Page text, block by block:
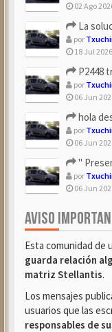
02 Ago
La
por
18 Jul
P2448
por
06 Jun
hola
por
06 Jun
"
por
06 Jun
AVISO
Esta comunidad de
guarda relación
matriz Stellantis.
Los mensajes
usuarios que las
responsables de